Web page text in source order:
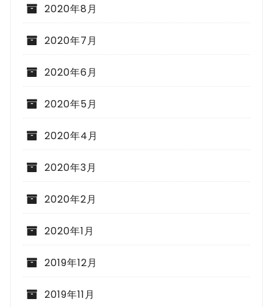
2020年8月
2020年7月
2020年6月
2020年5月
2020年4月
2020年3月
2020年2月
2020年1月
2019年12月
2019年11月